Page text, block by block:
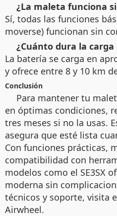
¿La maleta funciona
Sí, todas las funciones
moverse) funcionan sin
¿Cuánto dura la carga
La batería se carga en
y ofrece entre 8 y 10 km
Conclusión
Para mantener tu
en óptimas condiciones,
tres meses si no la usas.
asegura que esté lista
Con funciones prácticas,
compatibilidad con
modelos como el SE3SX
moderna sin
técnicos y soporte, visita
Airwheel.